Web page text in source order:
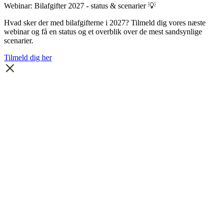
Webinar: Bilafgifter 2027 - status & scenarier 💡
Hvad sker der med bilafgifterne i 2027? Tilmeld dig vores næste
webinar og få en status og et overblik over de mest sandsynlige
scenarier.
Tilmeld dig her